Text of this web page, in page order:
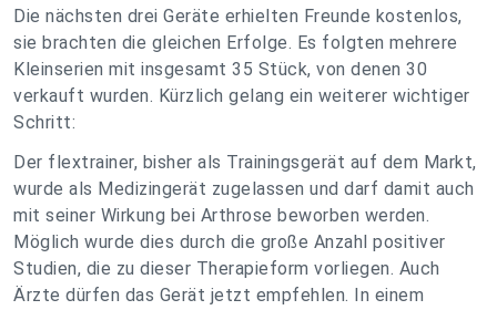
Die nächsten drei Geräte erhielten Freunde kostenlos,
sie brachten die gleichen Erfolge. Es folgten mehrere
Kleinserien mit insgesamt 35 Stück, von denen 30
verkauft wurden. Kürzlich gelang ein weiterer wichtiger
Schritt:
Der flextrainer, bisher als Trainingsgerät auf dem Markt,
wurde als Medizingerät zugelassen und darf damit auch
mit seiner Wirkung bei Arthrose beworben werden.
Möglich wurde dies durch die große Anzahl positiver
Studien, die zu dieser Therapieform vorliegen. Auch
Ärzte dürfen das Gerät jetzt empfehlen. In einem